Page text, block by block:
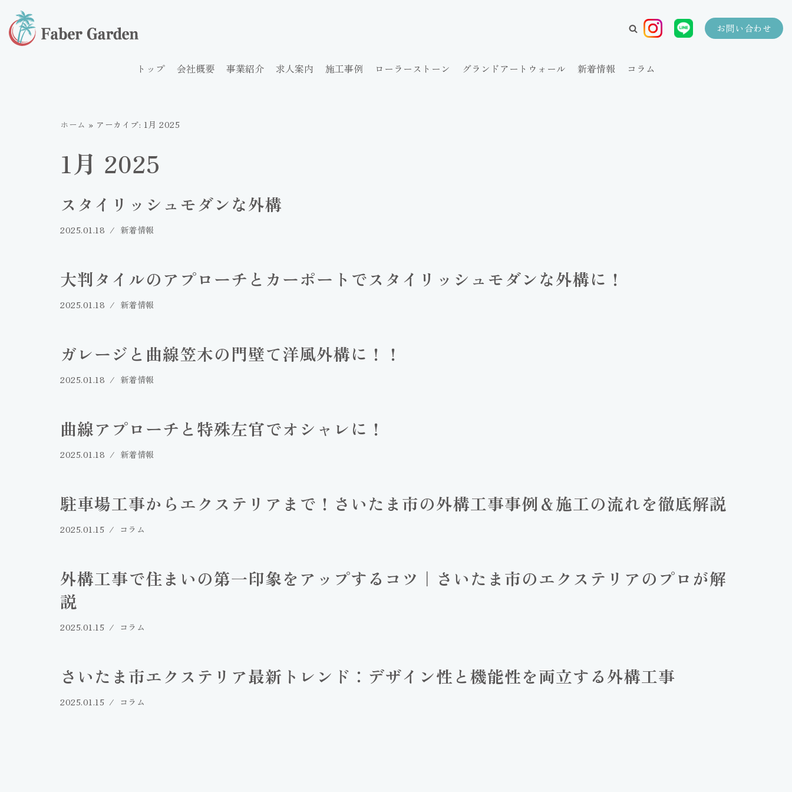
コ
ン
お問い合わせ
トップ 会社概要 事業紹介 求人案内 施工事例 ローラーストーン グランドアートウォール 新着情報 コラム
ホーム » アーカイブ: 1月 2025
1月 2025
スタイリッシュモダンな外構
2025.01.18 新着情報
大判タイルのアプローチとカーポートでスタイリッシュモダンな外構に！
2025.01.18 新着情報
ガレージと曲線笠木の門壁て洋風外構に！！
2025.01.18 新着情報
曲線アプローチと特殊左官でオシャレに！
2025.01.18 新着情報
駐車場工事からエクステリアまで！さいたま市の外構工事事例＆施工の流れを徹底解説
2025.01.15 コラム
外構工事で住まいの第一印象をアップするコツ｜さいたま市のエクステリアのプロが解
説
2025.01.15 コラム
さいたま市エクステリア最新トレンド：デザイン性と機能性を両立する外構工事
2025.01.15 コラム